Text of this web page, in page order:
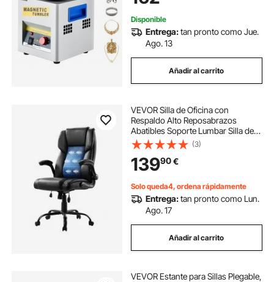
Magnético
Disponible
Entrega:tan pronto como Jue.
Ago. 13
Añadir al carrito
VEVOR Silla de Oficina con
Respaldo Alto Reposabrazos
Abatibles Soporte Lumbar Silla de
Escritorio con Inclinación Altura
Ajustable Silla Giratoria de Cuero
PU para Trabajar, Estudiar, Jugar,
Negro
(3)
13990€
Solo queda4, ordena rápidamente
Entrega:tan pronto como Lun.
Ago. 17
Añadir al carrito
VEVOR Estante para Sillas Plegable,